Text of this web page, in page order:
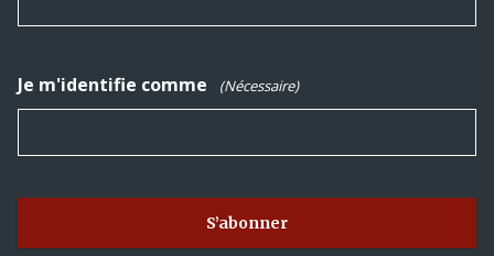
Je m'identifie comme (Nécessaire)